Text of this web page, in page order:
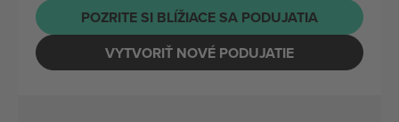
POZRITE SI BLÍŽIACE SA PODUJATIA
VYTVORIŤ NOVÉ PODUJATIE